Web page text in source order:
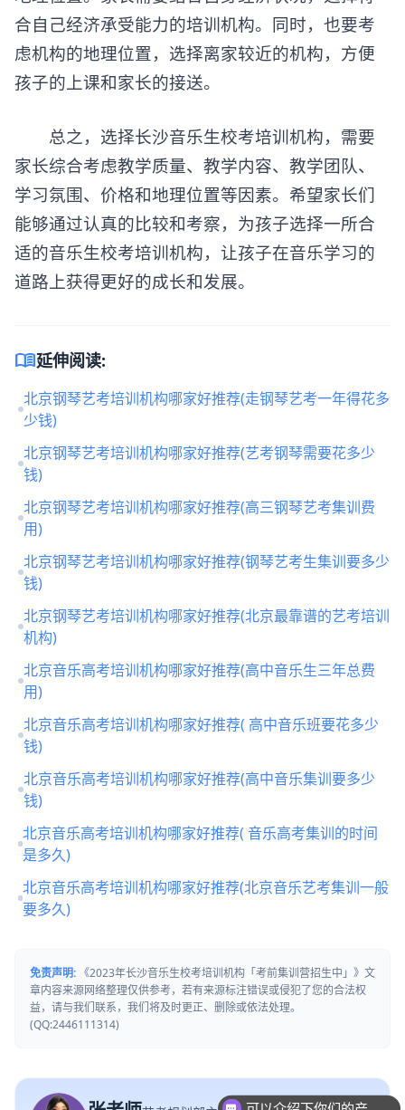
合自己经济承受能力的培训机构。同时，也要考
虑机构的地理位置，选择离家较近的机构，方便
孩子的上课和家长的接送。
总之，选择长沙音乐生校考培训机构，需要
家长综合考虑教学质量、教学内容、教学团队、
学习氛围、价格和地理位置等因素。希望家长们
能够通过认真的比较和考察，为孩子选择一所合
适的音乐生校考培训机构，让孩子在音乐学习的
道路上获得更好的成长和发展。
menu_book延伸阅读:
北京钢琴艺考培训机构哪家好推荐(走钢琴艺考一年得花多
少钱)
北京钢琴艺考培训机构哪家好推荐(艺考钢琴需要花多少
钱)
北京钢琴艺考培训机构哪家好推荐(高三钢琴艺考集训费
用)
北京钢琴艺考培训机构哪家好推荐(钢琴艺考生集训要多少
钱)
北京钢琴艺考培训机构哪家好推荐(北京最靠谱的艺考培训
机构)
北京音乐高考培训机构哪家好推荐(高中音乐生三年总费
用)
北京音乐高考培训机构哪家好推荐( 高中音乐班要花多少
钱)
北京音乐高考培训机构哪家好推荐(高中音乐集训要多少
钱)
北京音乐高考培训机构哪家好推荐( 音乐高考集训的时间
是多久)
北京音乐高考培训机构哪家好推荐(北京音乐艺考集训一般
要多久)
免责声明: 《2023年长沙音乐生校考培训机构「考前集训营招生中」》文
章内容来源网络整理仅供参考，若有来源标注错误或侵犯了您的合法权
益，请与我们联系，我们将及时更正、删除或依法处理。
(QQ:2446111314)